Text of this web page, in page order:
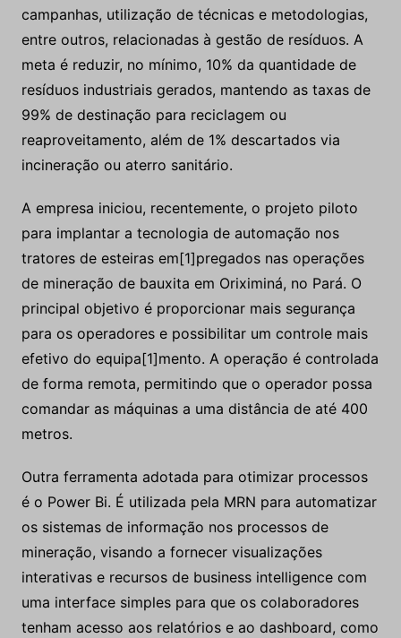
campanhas, utilização de técnicas e metodologias,
entre outros, relacionadas à gestão de resíduos. A
meta é reduzir, no mínimo, 10% da quantidade de
resíduos industriais gerados, mantendo as taxas de
99% de destinação para reciclagem ou
reaproveitamento, além de 1% descartados via
incineração ou aterro sanitário.
A empresa iniciou, recentemente, o projeto piloto
para implantar a tecnologia de automação nos
tratores de esteiras em[1]pregados nas operações
de mineração de bauxita em Oriximiná, no Pará. O
principal objetivo é proporcionar mais segurança
para os operadores e possibilitar um controle mais
efetivo do equipa[1]mento. A operação é controlada
de forma remota, permitindo que o operador possa
comandar as máquinas a uma distância de até 400
metros.
Outra ferramenta adotada para otimizar processos
é o Power Bi. É utilizada pela MRN para automatizar
os sistemas de informação nos processos de
mineração, visando a fornecer visualizações
interativas e recursos de business intelligence com
uma interface simples para que os colaboradores
tenham acesso aos relatórios e ao dashboard, como